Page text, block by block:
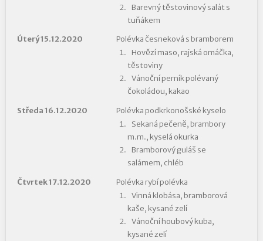
Barevný těstovinový salát s
tuňákem
Úterý 15.12.2020
Polévka česneková s bramborem
Hovězí maso, rajská omáčka,
těstoviny
Vánoční perník polévaný
čokoládou, kakao
Středa 16.12.2020
Polévka podkrkonošské kyselo
Sekaná pečeně, brambory
m.m., kyselá okurka
Bramborový guláš se
salámem, chléb
Čtvrtek 17.12.2020
Polévka rybí polévka
Vinná klobása, bramborová
kaše, kysané zelí
Vánoční houbový kuba,
kysané zelí